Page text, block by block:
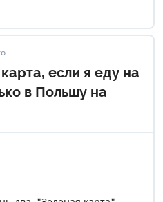
можете не печатать этот
в телефоне.
и показывать полиции в
если я еду на
в Польшу на